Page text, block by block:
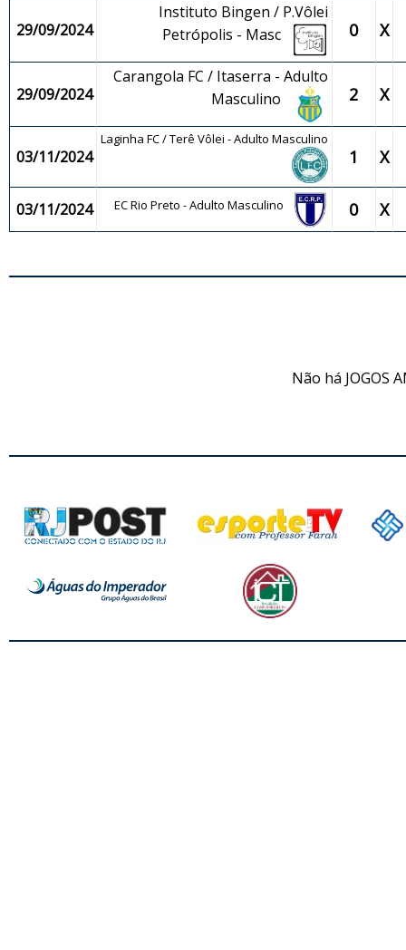
29/09/2024
Instituto Bingen / P.Vôlei
Petrópolis - Masc
0 X
29/09/2024
Carangola FC / Itaserra - Adulto
Masculino
2 X
03/11/2024
Laginha FC / Terê Vôlei - Adulto Masculino
1 X
03/11/2024 EC Rio Preto - Adulto Masculino 0 X
Não há JOGOS